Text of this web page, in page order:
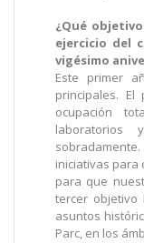
¿Qué
ejercicio del
vigésimo
Este primer
principales.
ocupación
laboratorios
iniciativas para
para que
tercer
asuntos
Parc, en los